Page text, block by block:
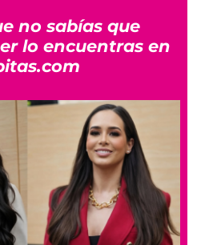
no sabías que
lo encuentras en